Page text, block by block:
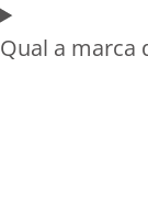
Qual a marca